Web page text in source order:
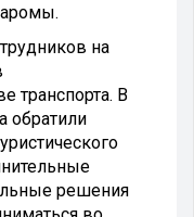
на
транспорта. В
обратили
решения